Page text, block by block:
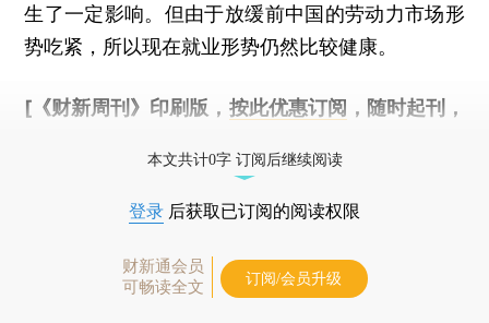
生了一定影响。但由于放缓前中国的劳动力市场形
势吃紧，所以现在就业形势仍然比较健康。
[《财新周刊》印刷版， 按此优惠订阅 ，随时起刊，
本文共计0字 订阅后继续阅读
登录 后获取已订阅的阅读权限
财新通会员
可畅读全文
订阅/会员升级